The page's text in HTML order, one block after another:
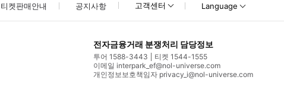
티켓판매안내 공지사항 고객센터 Language
전자금융거래 분쟁처리 담당정보
투어 1588-3443
티켓 1544-1555
이메일 interpark_ef@nol-universe.com
개인정보보호책임자 privacy_i@nol-universe.com